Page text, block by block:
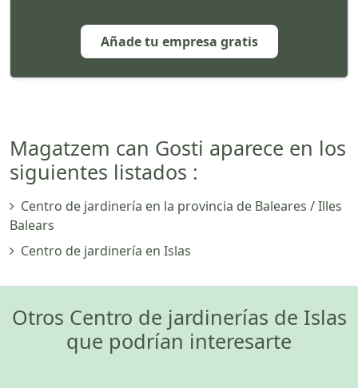
Añade tu empresa gratis
Magatzem can Gosti aparece en los
siguientes listados :
Centro de jardinería en la provincia de Baleares / Illes
Balears
Centro de jardinería en Islas
Otros Centro de jardinerías de Islas
que podrían interesarte